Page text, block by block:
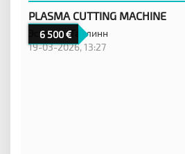
6 500
PLASMA CUTTING MACHINE
Эстония,Таллинн
19-03-2026, 13:27